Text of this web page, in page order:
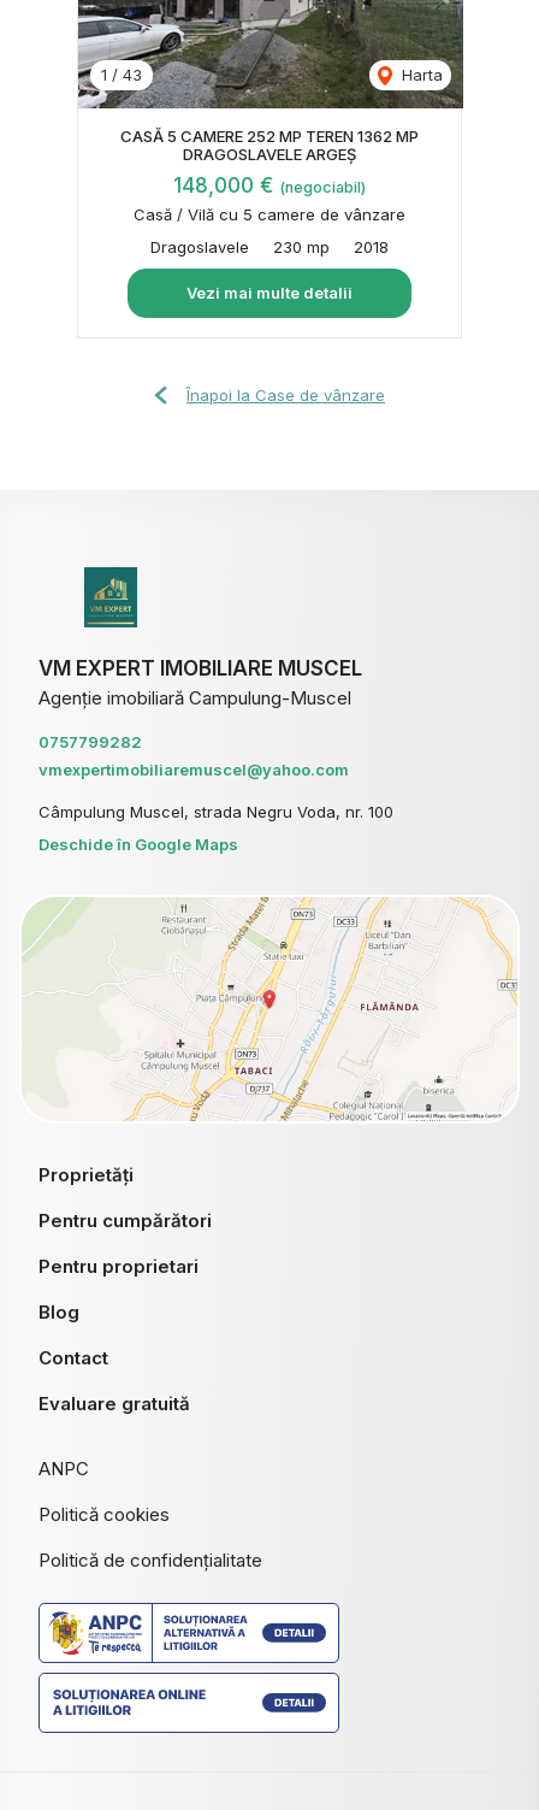
1 / 43 Harta
CASĂ 5 CAMERE 252 MP TEREN 1362 MP
DRAGOSLAVELE ARGEȘ
148,000 € (negociabil)
Casă / Vilă cu 5 camere de vânzare
Dragoslavele
230 mp 2018
Vezi mai multe detalii
Înapoi la Case de vânzare
VM EXPERT IMOBILIARE MUSCEL
Agenție imobiliară Campulung-Muscel
0757799282
vmexpertimobiliaremuscel@yahoo.com
Câmpulung Muscel, strada Negru Voda, nr. 100
Deschide în Google Maps
Proprietăți
Pentru cumpărători
Pentru proprietari
Blog
Contact
Evaluare gratuită
ANPC
Politică cookies
Politică de confidențialitate